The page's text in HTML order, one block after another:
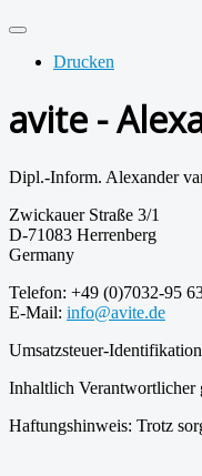
Drucken
avite -
Dipl.-Inform. Alexander
Zwickauer Straße 3/1
D-71083 Herrenberg
Germany
Telefon: +49 (0)7032-95
E-Mail: info@avite.de
Umsatzsteuer-
Inhaltlich Verantwortlicher
Haftungshinweis: Trotz